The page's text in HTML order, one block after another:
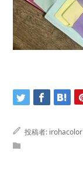
投稿者: irohacolor